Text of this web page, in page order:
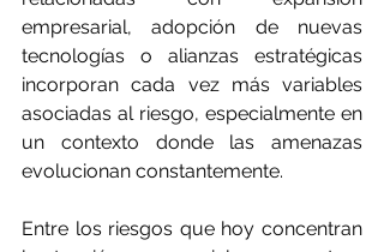
empresarial, adopción de nuevas
tecnologías o alianzas estratégicas
incorporan cada vez más variables
asociadas al riesgo, especialmente en
un contexto donde las amenazas
evolucionan constantemente.
Entre los riesgos que hoy concentran